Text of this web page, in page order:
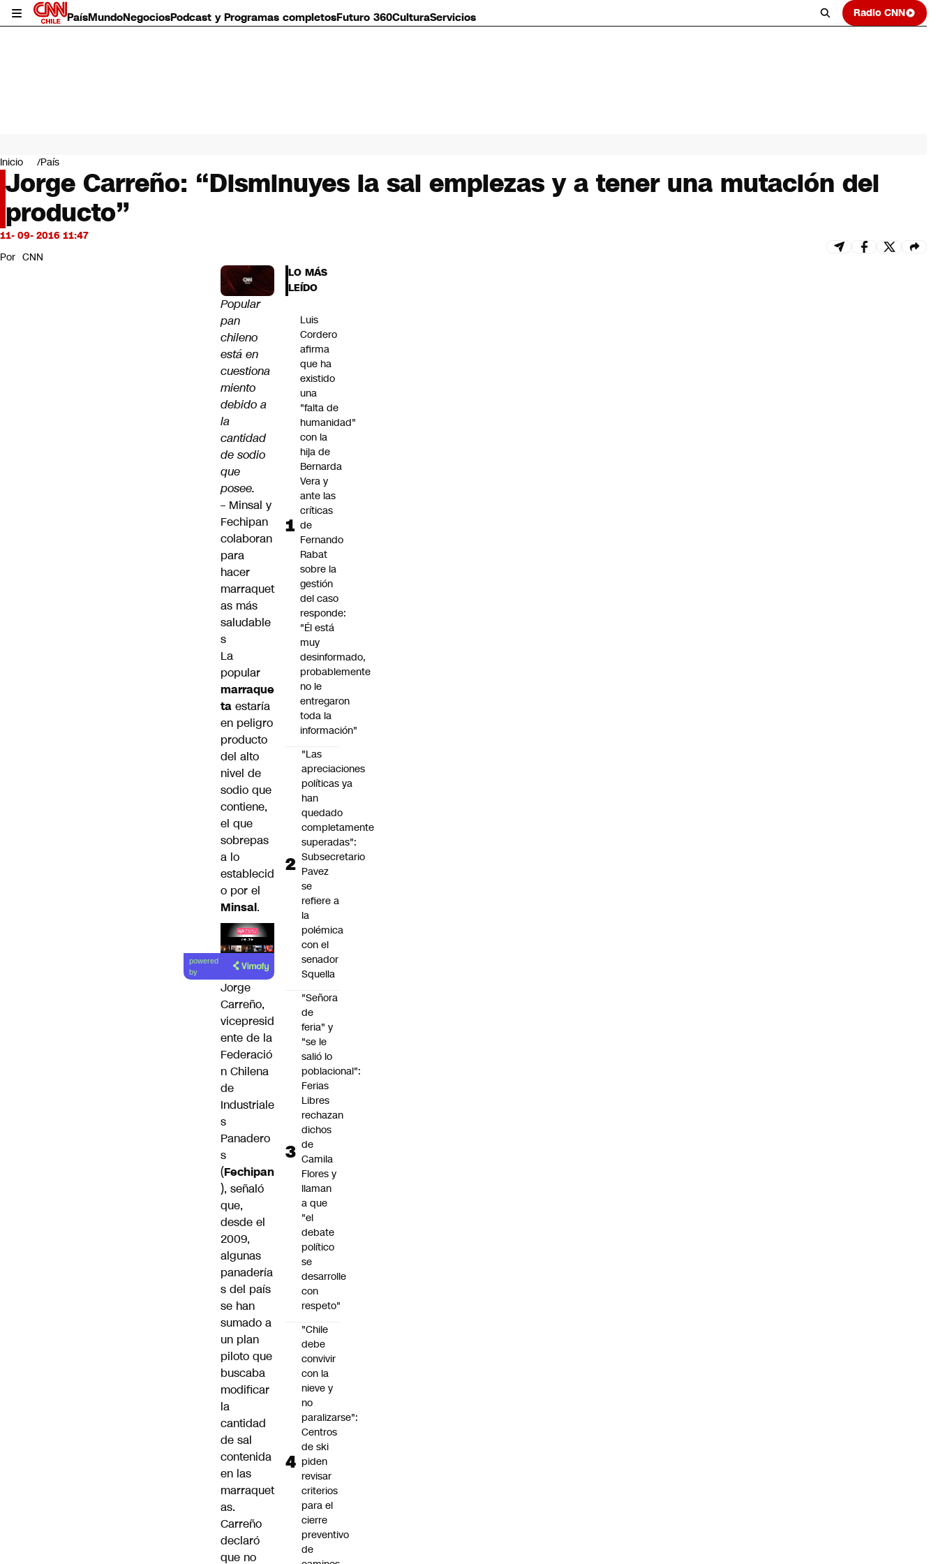
PaísMundoNegociosPodcast y Programas completosFuturo 360CulturaServicios Radio CNN
Mundo
Negocios
Deportes
Programas completos
Cultura
Servicios
Bits
CNN Data
Inicio País
Jorge Carreño: “Disminuyes la sal empiezas y a tener una mutación del
producto”
11- 09- 2016 11:47
Por CNN
Popular
pan
chileno
está en
cuestiona
miento
debido a
la
cantidad
de sodio
que
posee.
– Minsal y
Fechipan
colaboran
para
hacer
marraquet
as más
saludable
s
La
popular
marraque
ta estaría
en peligro
producto
del alto
nivel de
sodio que
contiene,
el que
sobrepas
a lo
establecid
o por el
Minsal.
Lea el
artículo
powered
by
Jorge
Carreño,
vicepresid
ente de la
Federació
n Chilena
de
Industriale
s
Panadero
s
(Fechipan
), señaló
que,
desde el
2009,
algunas
panadería
s del país
se han
sumado a
un plan
piloto que
buscaba
modificar
la
cantidad
de sal
contenida
en las
marraquet
as.
Carreño
declaró
que no
LO MÁS
LEÍDO
Luis
Cordero
afirma
que ha
existido
una
"falta de
humanidad"
con la
hija de
Bernarda
Vera y
ante las
críticas
de
Fernando
Rabat
sobre la
gestión
del caso
responde:
"Él está
muy
desinformado,
probablemente
no le
entregaron
toda la
información"
"Las
apreciaciones
políticas ya
han
quedado
completamente
superadas":
Subsecretario
Pavez
se
refiere a
la
polémica
con el
senador
Squella
"Señora
de
feria" y
"se le
salió lo
poblacional":
Ferias
Libres
rechazan
dichos
de
Camila
Flores y
llaman
a que
"el
debate
político
se
desarrolle
con
respeto"
"Chile
debe
convivir
con la
nieve y
no
paralizarse":
Centros
de ski
piden
revisar
criterios
para el
cierre
preventivo
de